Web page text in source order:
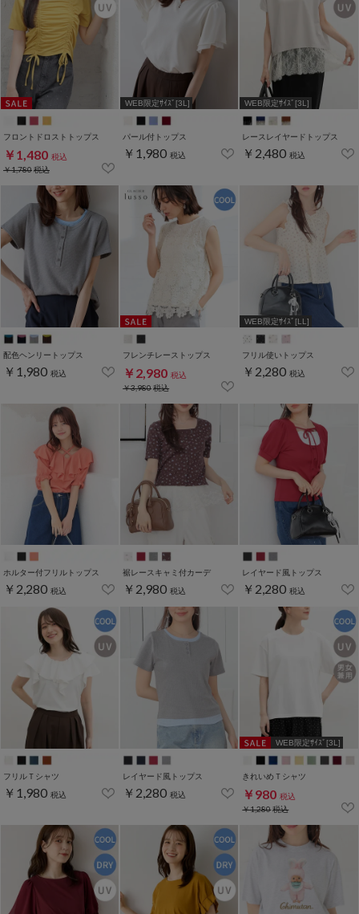
フロントドロストトップス
￥1,480 税込
￥1,780税込
WEB限定ｻｲｽﾞ[3L]
パール付トップス
￥1,980 税込
WEB限定ｻｲｽﾞ[3L]
レースレイヤードトップス
￥2,480 税込
配色ヘンリートップス
￥1,980 税込
フレンチレーストップス
￥2,980 税込
￥3,980税込
WEB限定ｻｲｽﾞ[LL]
フリル使いトップス
￥2,280 税込
ホルター付フリルトップス
￥2,280 税込
裾レースキャミ付カーデ
￥2,980 税込
レイヤード風トップス
￥2,280 税込
フリルＴシャツ
￥1,980 税込
レイヤード風トップス
￥2,280 税込
WEB限定ｻｲｽﾞ[3L]
きれいめＴシャツ
￥980 税込
￥1,280税込